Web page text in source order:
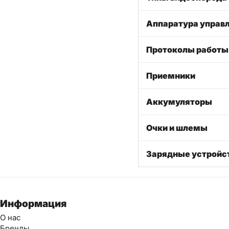
Аппаратура
Протоколы работы
Приемники
Аккумуляторы
Очки и шлемы
Зарядные
Информация
О нас